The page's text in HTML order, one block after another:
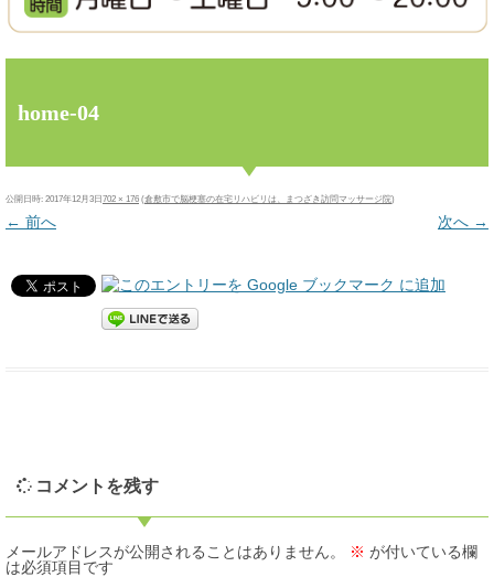
home-04
公開日時: 2017年12月3日702 × 176 (倉敷市で脳梗塞の在宅リハビリは、まつざき訪問マッサージ院)
← 前へ 次へ →
コメントを残す
メールアドレスが公開されることはありません。 ※ が付いている欄
は必須項目です